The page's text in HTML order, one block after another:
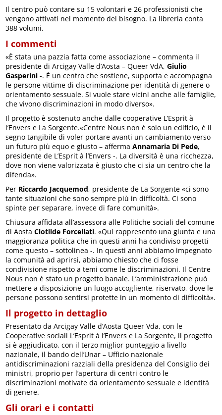
Il centro può contare su 15 volontari e 26 professionisti che
vengono attivati nel momento del bisogno. La libreria conta
388 volumi.
I commenti
«È stata una pazzia fatta come associazione – commenta il
presidente di Arcigay Valle d’Aosta – Queer VdA,Giulio
Gasperini -. È un centro che sostiene, supporta e accompagna
le persone vittime di discriminazione per identità di genere o
orientamento sessuale. Si vuole stare vicini anche alle famiglie,
che vivono discriminazioni in modo diverso».
Il progetto è sostenuto anche dalle cooperative L’Esprit à
l’Envers e La Sorgente.«Centre Nous non è solo un edificio, è il
segno tangibile di voler portare avanti un cambiamento verso
un futuro più equo e giusto – affermaAnnamaria Di Pede,
presidente de L’Esprit à l’Envers -. La diversità è una ricchezza,
dove non viene valorizzata è giusto che ci sia un centro che la
difenda».
Per Riccardo Jacquemod, presidente de La Sorgente «ci sono
tante situazioni che sono sempre più in difficoltà. Ci sono
spinte per separare, invece di fare comunità».
Chiusura affidata all’assessora alle Politiche sociali del comune
di AostaClotilde Forcellati. «Qui rappresento una giunta e una
maggioranza politica che in questi anni ha condiviso progetti
come questo – sottolinea -. In questi anni abbiamo impegnato
la comunità ad aprirsi, abbiamo chiesto che ci fosse
condivisione rispetto a temi come le discriminazioni. Il Centre
Nous non è stato un progetto banale. L’amministrazione può
mettere a disposizione un luogo accogliente, riservato, dove le
persone possono sentirsi protette in un momento di difficoltà».
Il progetto in dettaglio
Presentato da Arcigay Valle d’Aosta Queer Vda, con le
Cooperative sociali L’Esprit à l’Envers e La Sorgente, il progetto
si è aggiudicato, con il terzo miglior punteggio a livello
nazionale, il bando dell’Unar – Ufficio nazionale
antidiscriminazioni razziali della presidenza del Consiglio dei
ministri, proprio per l’apertura di centri contro le
discriminazioni motivate da orientamento sessuale e identità
di genere.
Gli orari e i contatti